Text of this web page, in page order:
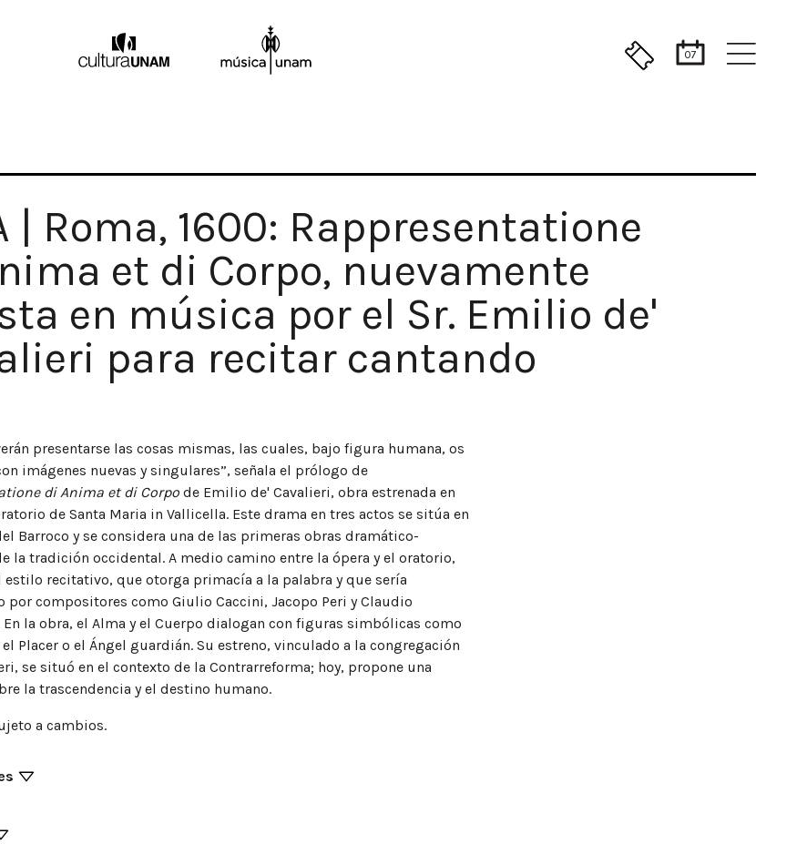
07
| Roma, 1600: Rappresentatione
et di Corpo, nuevamente
en música por el Sr. Emilio de'
para recitar cantando
presentarse las cosas mismas, las cuales, bajo figura humana, os
imágenes nuevas y singulares”, señala el prólogo de
di Anima et di Corpo de Emilio de' Cavalieri, obra estrenada en
de Santa Maria in Vallicella. Este drama en tres actos se sitúa en
Barroco y se considera una de las primeras obras dramático-
la tradición occidental. A medio camino entre la ópera y el oratorio,
recitativo, que otorga primacía a la palabra y que sería
por compositores como Giulio Caccini, Jacopo Peri y Claudio
la obra, el Alma y el Cuerpo dialogan con figuras simbólicas como
Placer o el Ángel guardián. Su estreno, vinculado a la congregación
se situó en el contexto de la Contrarreforma; hoy, propone una
la trascendencia y el destino humano.
a cambios.